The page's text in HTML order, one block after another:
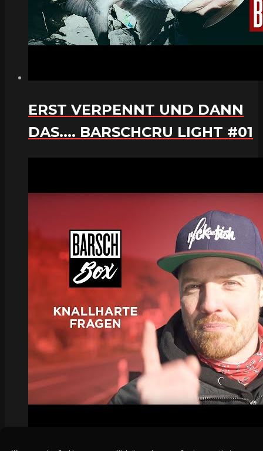
ERST VERPENNT UND DANN
DAS.... BARSCHCRU LIGHT #01